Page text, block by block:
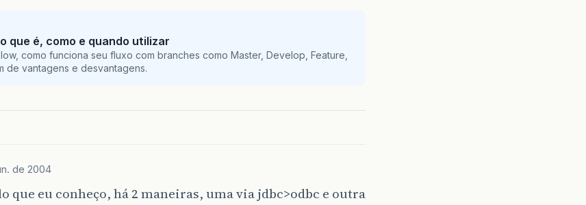
que é, como e quando utilizar
como funciona seu fluxo com branches como Master, Develop, Feature,
de vantagens e desvantagens.
de 2004
que eu conheço, há 2 maneiras, uma via jdbc>odbc e outra